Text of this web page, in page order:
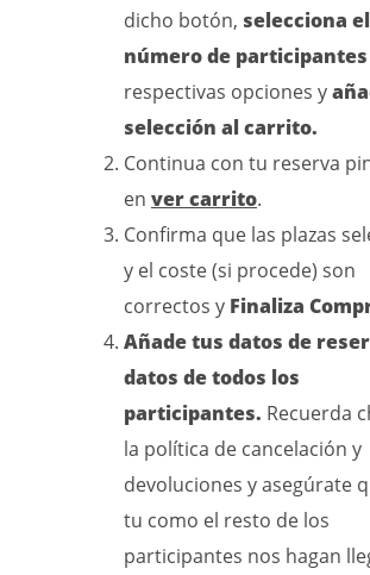
dicho botón, selecciona el
número de participantes
respectivas opciones y
selección al carrito.
Continua con tu reserva
en ver carrito.
Confirma que las plazas
y el coste (si procede) son
correctos y Finaliza
Añade tus datos de
datos de todos los
participantes. Recuerda
la política de cancelación y
devoluciones y asegúrate
tu como el resto de los
participantes nos hagan